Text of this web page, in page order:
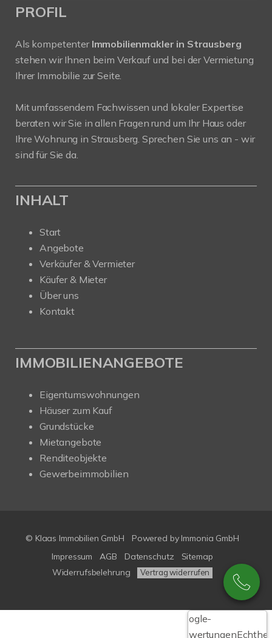
PROFIL
Als kompetenter Immobilienmakler in Strausberg
stehen wir Ihnen beim Verkauf und bei der Vermietung
Ihrer Immobilie zur Seite.
Mit umfassendem Fachwissen und lokaler Expertise
beraten wir Sie in allen Fragen rund um Ihr Haus oder
Ihre Wohnung in Strausberg. Sprechen Sie uns an - wir
sind für Sie da.
INHALT
Start
Angebote
Verkäufer & Vermieter
Käufer & Mieter
Über uns
Kontakt
IMMOBILIENANGEBOTE
Eigentumswohnungen
Häuser zum Kauf
Grundstücke
Mietangebote
Renditeobjekte
Gewerbeimmobilien
© Klaas Immobilien GmbH Powered by Immonia GmbH
Impressum
AGB Datenschutz
Sitemap
Widerrufsbelehrung
Vertrag widerrufen
Google-
Bewertungen